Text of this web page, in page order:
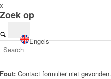
Engels
x
Zoek op
Fout: Contact formulier niet gevonden.